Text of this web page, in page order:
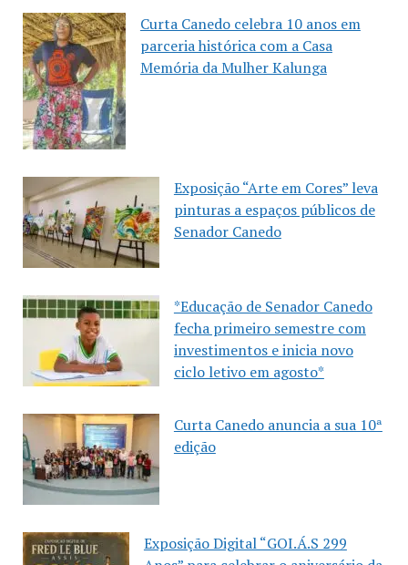
Curta Canedo celebra 10 anos em
parceria histórica com a Casa
Memória da Mulher Kalunga
Exposição “Arte em Cores” leva
pinturas a espaços públicos de
Senador Canedo
*Educação de Senador Canedo
fecha primeiro semestre com
investimentos e inicia novo
ciclo letivo em agosto*
Curta Canedo anuncia a sua 10ª
edição
Exposição Digital “GOI.Á.S 299